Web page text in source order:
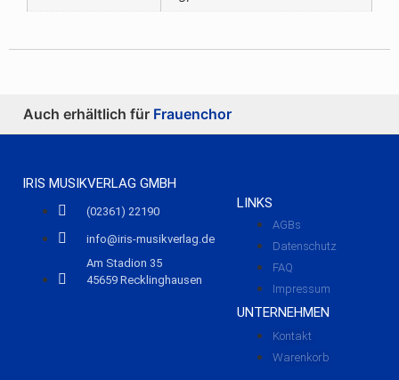
Auch erhältlich für Frauenchor
IRIS MUSIKVERLAG GMBH
(02361) 22190
info@iris-musikverlag.de
Am Stadion 35
45659 Recklinghausen
LINKS
AGBs
Datenschutz
FAQ
Impressum
UNTERNEHMEN
Kontakt
Warenkorb